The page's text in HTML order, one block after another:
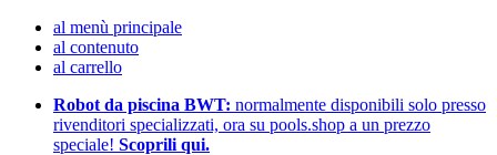
al menù principale
al contenuto
al carrello
Robot da piscina BWT: normalmente disponibili solo presso
rivenditori specializzati, ora su pools.shop a un prezzo
speciale! Scoprili qui.